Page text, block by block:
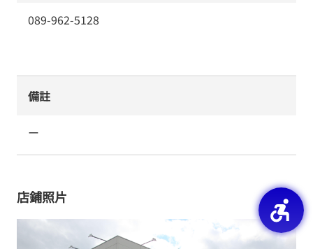
089-962-5128
備註
ー
店鋪照片